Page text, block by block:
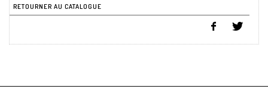
RETOURNER AU CATALOGUE